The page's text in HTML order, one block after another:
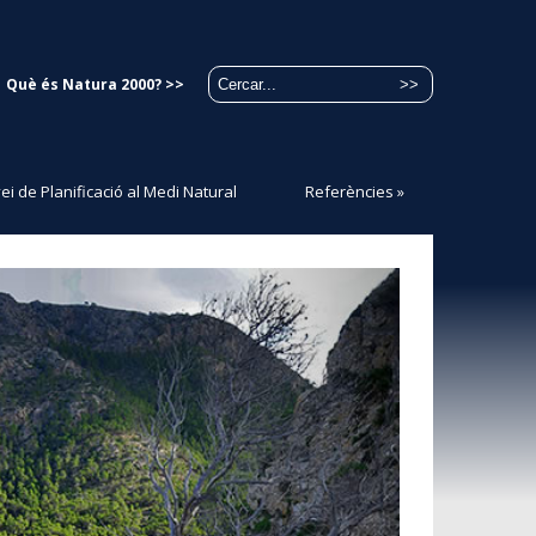
Què és Natura 2000? >>
de Planificació al Medi Natural Referències »